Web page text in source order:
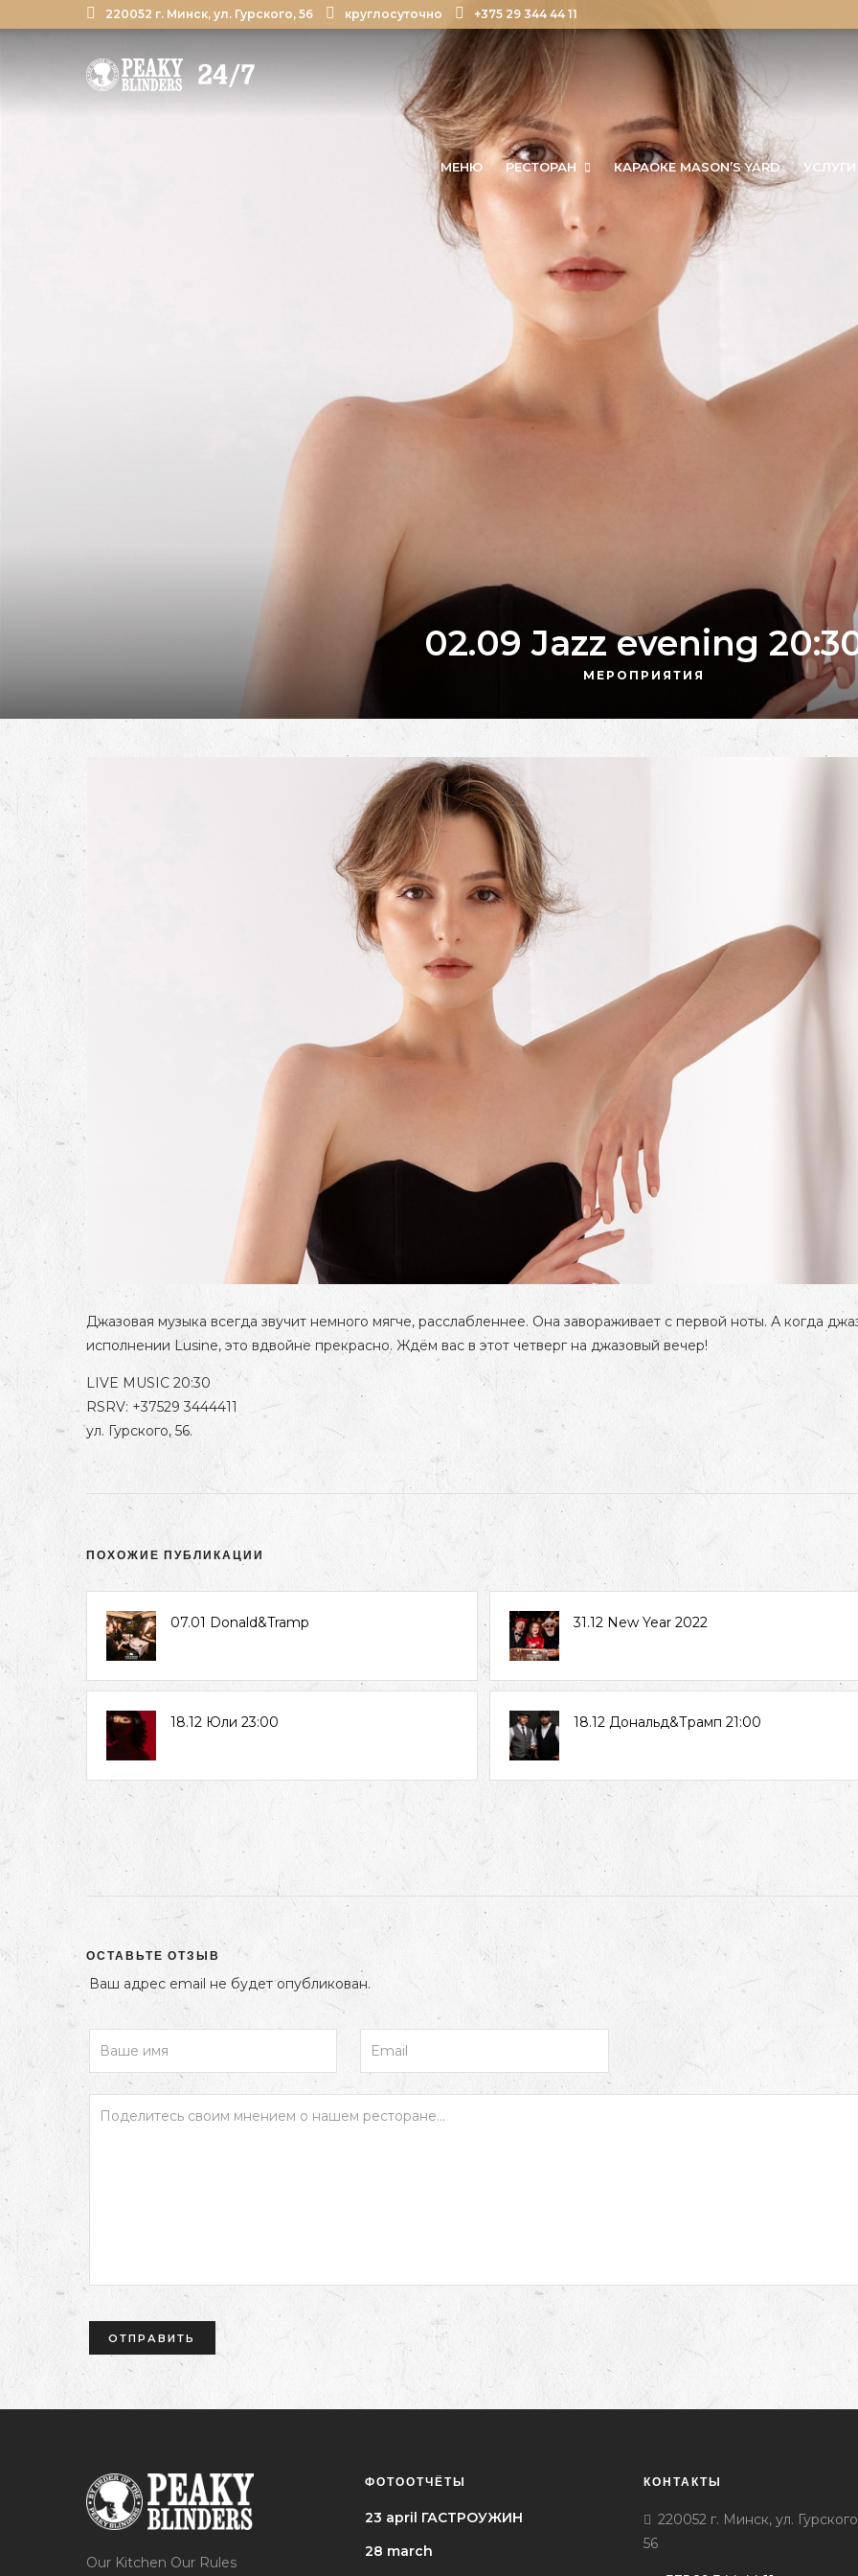
220052 г. Минск, ул. Гурского, 56 круглосуточно +375 29 344 44 11
МЕНЮ РЕСТОРАН КАРАОКЕ MASON’S YARD УСЛУГИ
02.09 Jazz evening
МЕРОПРИЯТИЯ
Джазовая музыка всегда звучит немного мягче, расслабленнее. Она завораживает с первой ноты. А когда
исполнении Lusine, это вдвойне прекрасно. Ждём вас в этот четверг на джазовый вечер!
LIVE MUSIC 20:30
RSRV: +37529 3444411
ул. Гурского, 56.
ПОХОЖИЕ ПУБЛИКАЦИИ
07.01 Donald&Tramp 31.12 New Year 2022
18.12 Юли 23:00 18.12 Дональд&Трамп 21:00
ОСТАВЬТЕ ОТЗЫВ
Ваш адрес email не будет опубликован.
Our Kitchen Our Rules
ФОТООТЧЁТЫ
23 april ГАСТРОУЖИН
28 march
КОНТАКТЫ
220052 г. Минск, ул.
56